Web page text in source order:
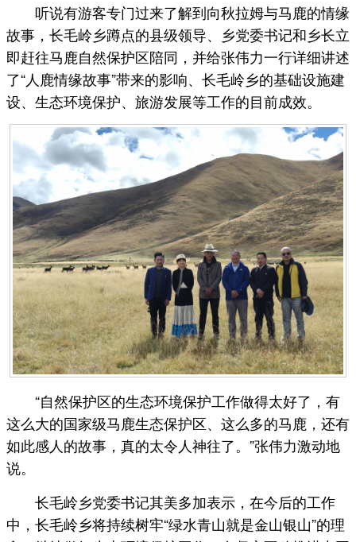
听说有游客专门过来了解到向秋拉姆与马鹿的情缘
故事，长毛岭乡蹲点的县级领导、乡党委书记和乡长立
即赶往马鹿自然保护区陪同，并给张伟力一行详细讲述
了“人鹿情缘故事”带来的影响、长毛岭乡的基础设施建
设、生态环境保护、旅游发展等工作的目前成效。
“自然保护区的生态环境保护工作做得太好了，有
这么大的国家级马鹿生态保护区、这么多的马鹿，还有
如此感人的故事，真的太令人神往了。”张伟力激动地
说。
长毛岭乡党委书记其美多加表示，在今后的工作
中，长毛岭乡将持续树牢“绿水青山就是金山银山”的理